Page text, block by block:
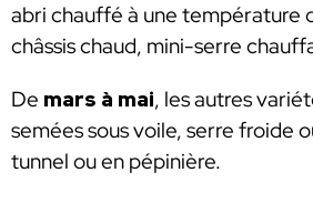
abri chauffé à une température
châssis chaud, mini-serre
De mars à mai, les autres
semées sous voile, serre froide
tunnel ou en pépinière.